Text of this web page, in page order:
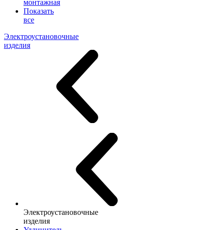
монтажная
Показать
все
Электроустановочные
изделия
Электроустановочные
изделия